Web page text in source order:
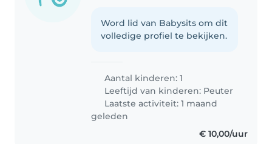
Word lid van Babysits om dit
volledige profiel te bekijken.
Aantal kinderen: 1
Leeftijd van kinderen: Peuter
Laatste activiteit: 1 maand
geleden
€ 10,00/uur